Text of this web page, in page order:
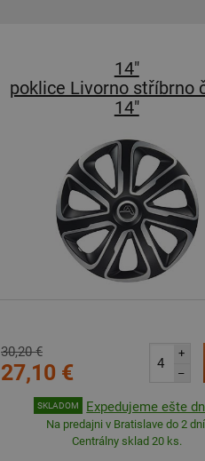
14"
poklice Livorno stříbrno
14"
30,20 €
27,10 €
+
–
SKLADOM Expedujeme ešte
Na predajni v Bratislave do 2
Centrálny sklad 20 ks.